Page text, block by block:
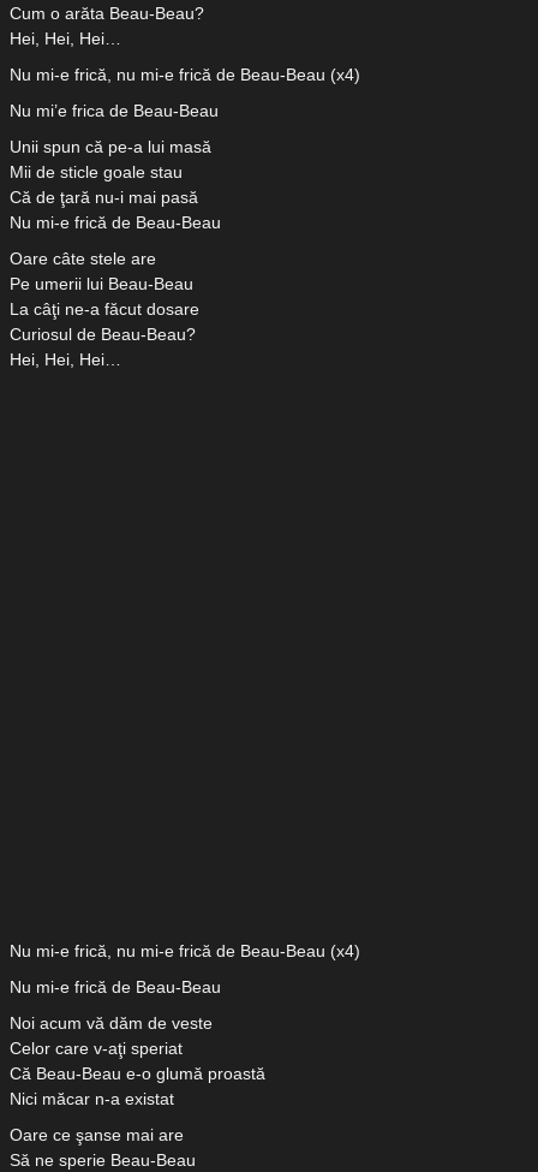
Cum o arăta Beau-Beau?
Hei, Hei, Hei…
Nu mi-e frică, nu mi-e frică de Beau-Beau (x4)
Nu mi’e frica de Beau-Beau
Unii spun că pe-a lui masă
Mii de sticle goale stau
Că de ţară nu-i mai pasă
Nu mi-e frică de Beau-Beau
Oare câte stele are
Pe umerii lui Beau-Beau
La câţi ne-a făcut dosare
Curiosul de Beau-Beau?
Hei, Hei, Hei…
Nu mi-e frică, nu mi-e frică de Beau-Beau (x4)
Nu mi-e frică de Beau-Beau
Noi acum vă dăm de veste
Celor care v-aţi speriat
Că Beau-Beau e-o glumă proastă
Nici măcar n-a existat
Oare ce şanse mai are
Să ne sperie Beau-Beau